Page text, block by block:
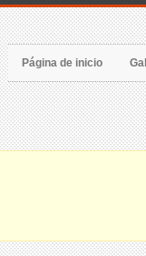
Página de inicio